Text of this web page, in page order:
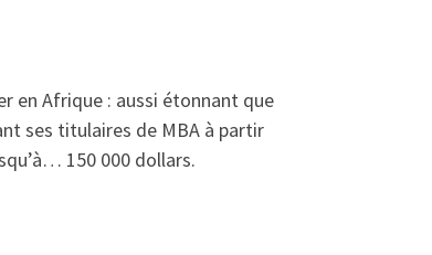
en Afrique : aussi étonnant que
ses titulaires de MBA à partir
150 000 dollars.